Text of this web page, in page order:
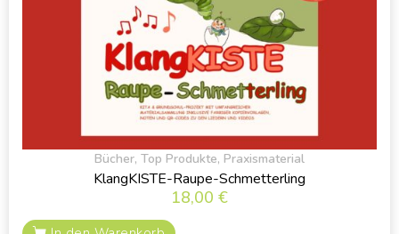
Bücher, Top Produkte, Praxismaterial
KlangKISTE-Raupe-Schmetterling
18,00 €